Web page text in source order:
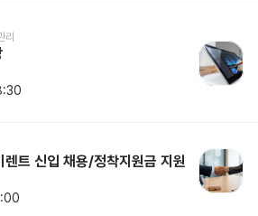
리
트 신입 채용/정착지원금 지원